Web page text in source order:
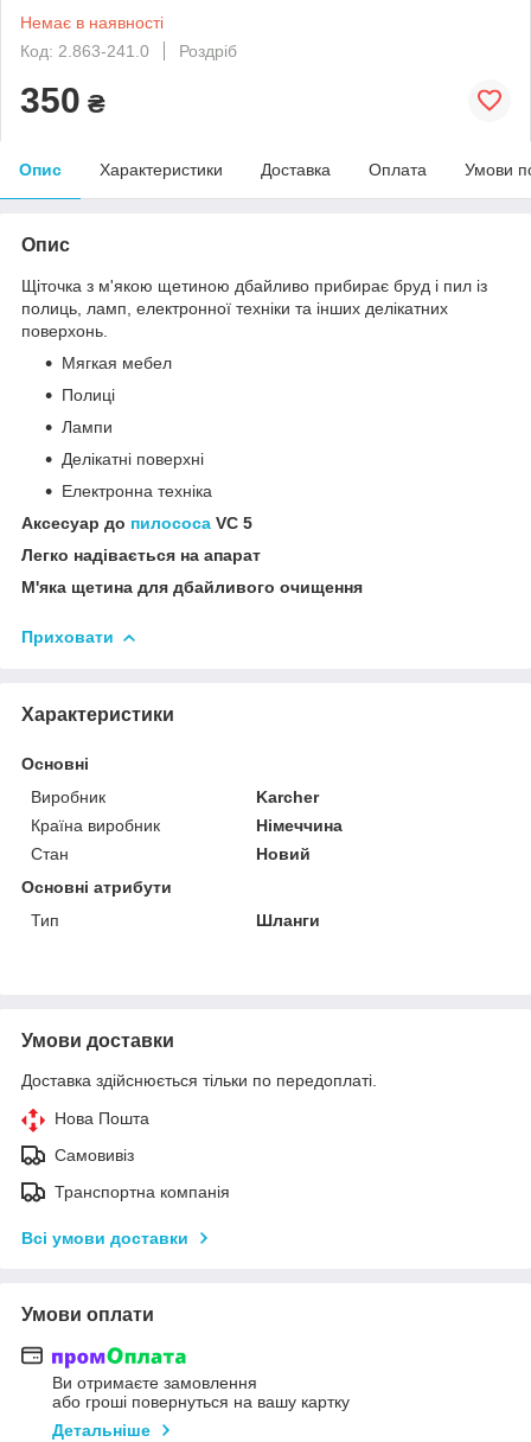
Немає в наявності
Код: 2.863-241.0
Роздріб
350 ₴
Опис Характеристики Доставка Оплата Умови
Опис
Щіточка з м'якою щетиною дбайливо прибирає бруд і пил із
полиць, ламп, електронної техніки та інших делікатних
поверхонь.
Мягкая мебел
Полиці
Лампи
Делікатні поверхні
Електронна техніка
Аксесуар до пилососа VC 5
Легко надівається на апарат
М'яка щетина для дбайливого очищення
Приховати
Характеристики
Основні
Виробник
Karcher
Країна виробник
Німеччина
Стан
Новий
Основні атрибути
Тип
Шланги
Умови доставки
Доставка здійснюється тільки по передоплаті.
Нова Пошта
Самовивіз
Транспортна компанія
Всі умови доставки
Умови оплати
Ви отримаєте замовлення
або гроші повернуться на вашу картку
Детальніше